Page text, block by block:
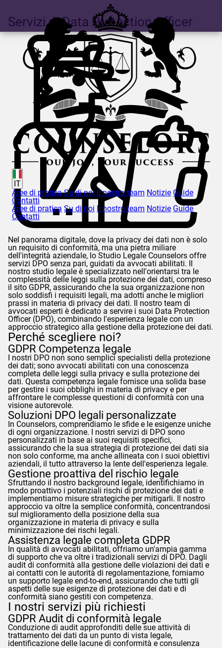
IT
Aree di pratica Su di noi Il nostro team Notizie Guide
Contatti
Aree di pratica Su di noi Il nostro team Notizie Guide
Contatti
Servizi di Data Protection Officer
Nel panorama digitale, dove la privacy dei dati non è solo
un requisito di conformità, ma una pietra miliare
dell'integrità aziendale, lo Studio Legale Counselors offre
servizi DPO senza pari, guidati da avvocati abilitati. Il
nostro studio legale è specializzato nell'orientarsi tra le
complessità delle leggi sulla protezione dei dati, compreso
il sito GDPR, assicurando che la sua organizzazione non
solo soddisfi i requisiti legali, ma adotti anche le migliori
prassi in materia di privacy dei dati. Il nostro team di
avvocati esperti è dedicato a servire i suoi Data Protection
Officer (DPO), combinando l'esperienza legale con un
approccio strategico alla gestione della protezione dei dati.
Perché scegliere noi?
GDPR Competenza legale
I nostri DPO non sono semplici specialisti della protezione
dei dati; sono avvocati abilitati con una conoscenza
completa delle leggi sulla privacy e sulla protezione dei
dati. Questa competenza legale fornisce una solida base
per gestire i suoi obblighi in materia di privacy e per
affrontare le complesse questioni di conformità con una
visione autorevole.
Soluzioni DPO legali personalizzate
In Counselors, comprendiamo le sfide e le esigenze uniche
di ogni organizzazione. I nostri servizi di DPO sono
personalizzati in base ai suoi requisiti specifici,
assicurando che la sua strategia di protezione dei dati sia
non solo conforme, ma anche allineata con i suoi obiettivi
aziendali, il tutto attraverso la lente dell'esperienza legale.
Gestione proattiva del rischio legale
Sfruttando il nostro background legale, identifichiamo in
modo proattivo i potenziali rischi di protezione dei dati e
implementiamo misure strategiche per mitigarli. Il nostro
approccio va oltre la semplice conformità, concentrandosi
sul miglioramento della posizione della sua
organizzazione in materia di privacy e sulla
minimizzazione dei rischi legali.
Assistenza legale completa GDPR
In qualità di avvocati abilitati, offriamo un'ampia gamma
di supporto che va oltre i tradizionali servizi di DPO. Dagli
audit di conformità alla gestione delle violazioni dei dati e
ai contatti con le autorità di regolamentazione, forniamo
un supporto legale end-to-end, assicurando che tutti gli
aspetti delle sue esigenze di protezione dei dati e di
conformità siano gestiti con competenza.
I nostri servizi più richiesti
GDPR Audit di conformità legale
Conduzione di audit approfonditi delle sue attività di
trattamento dei dati da un punto di vista legale,
identificazione delle lacune di conformità e consulenza